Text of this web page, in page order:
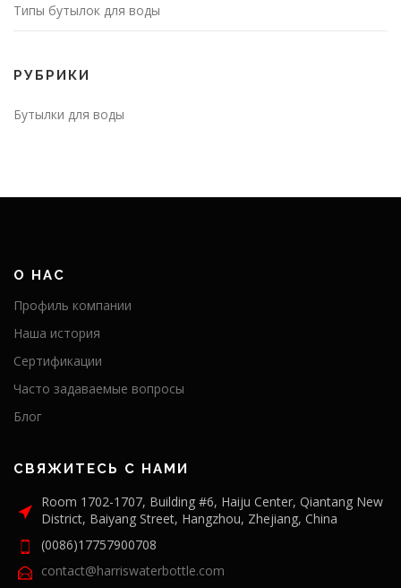
Типы бутылок для воды
РУБРИКИ
Бутылки для воды
О НАС
Профиль компании
Наша история
Сертификации
Часто задаваемые вопросы
Блог
СВЯЖИТЕСЬ С НАМИ
Room 1702-1707, Building #6, Haiju Center, Qiantang New
District, Baiyang Street, Hangzhou, Zhejiang, China
(0086)17757900708
contact@harriswaterbottle.com